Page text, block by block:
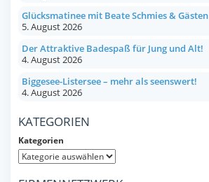
Glücksmatinee mit Beate Schmies & Gästen
5. August 2026
Der Attraktive Badespaß für Jung und Alt!
4. August 2026
Biggesee-Listersee – mehr als seenswert!
4. August 2026
KATEGORIEN
Kategorien